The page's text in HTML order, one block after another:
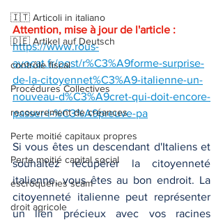
🇮🇹 Articoli in italiano
🇩🇪 Artikel auf Deutsch
contrôle fiscal
Procédures Collectives
recouvrement de créances
Perte moitié capitaux propres
Perte moitié capital social
escroqueries scam
droit agricole
Attention, mise à jour de l'article :
https://www.rous-
avocat.fr/post/r%C3%A9forme-surprise-
de-la-citoyennet%C3%A9-italienne-un-
nouveau-d%C3%A9cret-qui-doit-encore-
passer-l-%C3%A9preuve-pa
Si vous êtes un descendant d'Italiens et
souhaitez récupérer la citoyenneté
italienne, vous êtes au bon endroit. La
citoyenneté italienne peut représenter
un lien précieux avec vos racines